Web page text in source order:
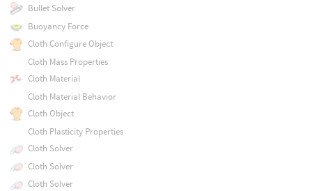
Bullet Solver
Buoyancy Force
Cloth Configure Object
Cloth Mass Properties
Cloth Material
Cloth Material Behavior
Cloth Object
Cloth Plasticity Properties
Cloth Solver
Cloth Solver
Cloth Solver